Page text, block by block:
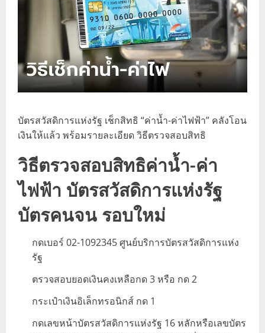
บัตรสวัสดิการแห่งรัฐ เช็กสิทธิ “ค่าน้ำ-ค่าไฟฟ้า” คลังโอน
เงินให้แล้ว พร้อมรายละเอียด วิธีตรวจสอบสิทธิ
วิธีตรวจสอบสิทธิค่าน้ำ-ค่า
ไฟฟ้า บัตรสวัสดิการแห่งรัฐ
บัตรคนจน รอบใหม่
กดเบอร์ 02-1092345 ศูนย์บริการบัตรสวัสดิการแห่ง
รัฐ
ตรวจสอบยอดเงินคงเหลือกด 3 หรือ กด 2
กระเป๋าเงินอิเล็กทรอนิกส์ กด 1
กดเลขหน้าบัตรสวัสดิการแห่งรัฐ 16 หลักหรือเลขบัตร